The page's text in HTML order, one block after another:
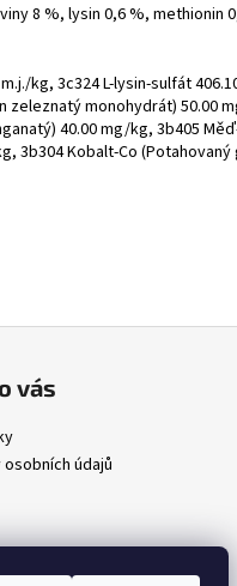
8 %, lysin 0,6 %, methionin
kg, 3c324 L-lysin-sulfát
monohydrát) 50.00
40.00 mg/kg, 3b405
3b304 Kobalt-Co
vás
údajů